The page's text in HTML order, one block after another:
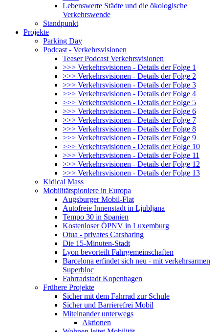
Lebenswerte Städte und die ökologische
Verkehrswende
Standpunkt
Projekte
Parking Day
Podcast - Verkehrsvisionen
Teaser Podcast Verkehrsvisionen
>>> Verkehrsvisionen - Details der Folge 1
>>> Verkehrsvisionen - Details der Folge 2
>>> Verkehrsvisionen - Details der Folge 3
>>> Verkehrsvisionen - Details der Folge 4
>>> Verkehrsvisionen - Details der Folge 5
>>> Verkehrsvisionen - Details der Folge 6
>>> Verkehrsvisionen - Details der Folge 7
>>> Verkehrsvisionen - Details der Folge 8
>>> Verkehrsvisionen - Details der Folge 9
>>> Verkehrsvisionen - Details der Folge 10
>>> Verkehrsvisionen - Details der Folge 11
>>> Verkehrsvisionen - Details der Folge 12
>>> Verkehrsvisionen - Details der Folge 13
Kidical Mass
Mobilitätspioniere in Europa
Augsburger Mobil-Flat
Autofreie Innenstadt in Ljubljana
Tempo 30 in Spanien
Kostenloser ÖPNV in Luxemburg
Otua - privates Carsharing
Die 15-Minuten-Stadt
Lyon bevorteilt Fahrgemeinschaften
Barcelona erfindet sich neu - mit verkehrsarmen
Superbloc
Fahrradstadt Kopenhagen
Frühere Projekte
Sicher mit dem Fahrrad zur Schule
Sicher und Barrierefrei Mobil
Miteinander unterwegs
Aktionen